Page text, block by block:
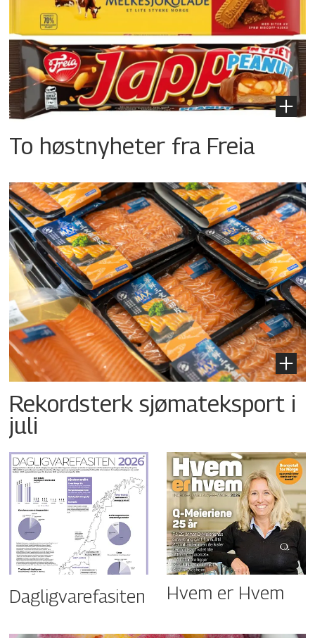
To høstnyheter fra Freia
Rekordsterk sjømateksport i
juli
Dagligvarefasiten Hvem er Hvem